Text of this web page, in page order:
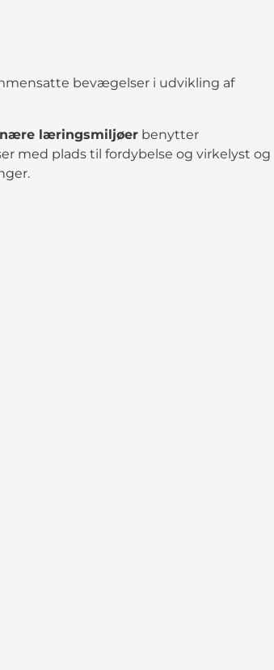
bevægelser i udvikling af
læringsmiljøer benytter
med plads til fordybelse og virkelyst og